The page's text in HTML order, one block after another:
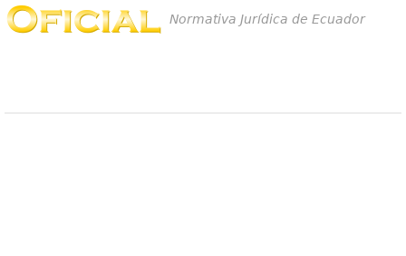
Normativa Jurídica de Ecuador